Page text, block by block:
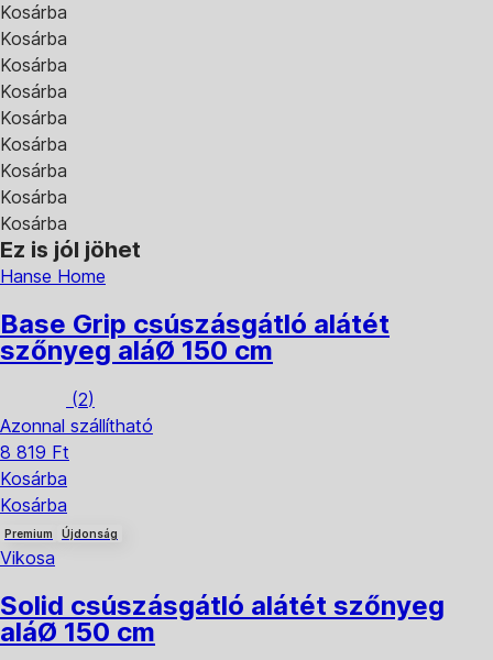
Kosárba
Kosárba
Kosárba
Kosárba
Kosárba
Kosárba
Kosárba
Kosárba
Kosárba
Ez is jól jöhet
Hanse Home
Base Grip csúszásgátló alátét
szőnyeg aláØ 150 cm
(2)
Azonnal szállítható
8 819 Ft
Kosárba
Kosárba
Premium Újdonság
Vikosa
Solid csúszásgátló alátét szőnyeg
aláØ 150 cm